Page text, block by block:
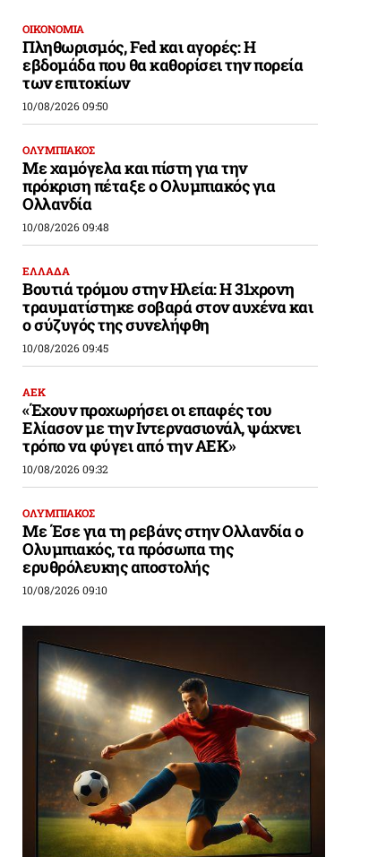
ΟΙΚΟΝΟΜΙΑ
Πληθωρισμός, Fed και αγορές: Η
εβδομάδα που θα καθορίσει την πορεία
των επιτοκίων
10/08/2026 09:50
ΟΛΥΜΠΙΑΚΟΣ
Με χαμόγελα και πίστη για την
πρόκριση πέταξε ο Ολυμπιακός για
Ολλανδία
10/08/2026 09:48
ΕΛΛΑΔΑ
Βουτιά τρόμου στην Ηλεία: Η 31χρονη
τραυματίστηκε σοβαρά στον αυχένα και
ο σύζυγός της συνελήφθη
10/08/2026 09:45
ΑΕΚ
«Έχουν προχωρήσει οι επαφές του
Ελίασον με την Ιντερνασιονάλ, ψάχνει
τρόπο να φύγει από την ΑΕΚ»
10/08/2026 09:32
ΟΛΥΜΠΙΑΚΟΣ
Με Έσε για τη ρεβάνς στην Ολλανδία ο
Ολυμπιακός, τα πρόσωπα της
ερυθρόλευκης αποστολής
10/08/2026 09:10